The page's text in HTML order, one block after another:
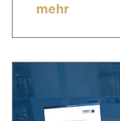
mehr